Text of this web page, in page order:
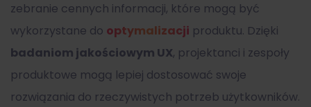
zebranie cennych informacji, które mogą być
wykorzystane do optymalizacji produktu. Dzięki
badaniom jakościowym UX, projektanci i zespoły
produktowe mogą lepiej dostosować swoje
rozwiązania do rzeczywistych potrzeb użytkowników.